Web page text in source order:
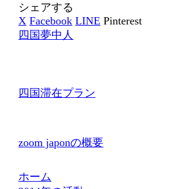
シェアする
X Facebook LINE Pinterest
四国夢中人
四国滞在プラン
zoom japonの概要
ホーム